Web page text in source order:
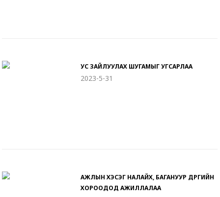
УС ЗАЙЛУУЛАХ ШУГАМЫГ УГСАРЛАА
2023-5-31
АЖЛЫН ХЭСЭГ НАЛАЙХ, БАГАНУУР ДҮҮРГИЙН
ХОРООДОД АЖИЛЛАЛАА